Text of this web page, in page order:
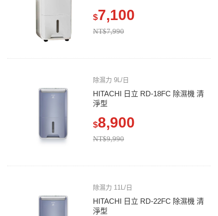
$7,100
NT$7,990
除濕力 9L/日
HITACHI 日立 RD-18FC 除濕機 清
淨型
$8,900
NT$9,990
除濕力 11L/日
HITACHI 日立 RD-22FC 除濕機 清
淨型